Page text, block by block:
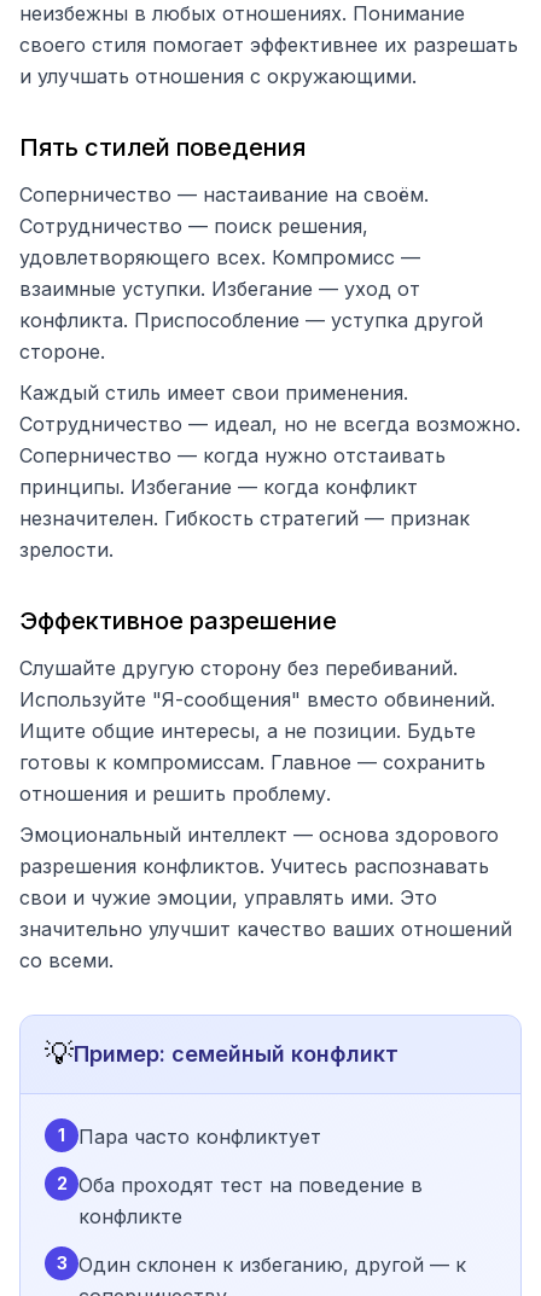
неизбежны в любых отношениях. Понимание
своего стиля помогает эффективнее их разрешать
и улучшать отношения с окружающими.
Пять стилей поведения
Соперничество — настаивание на своём.
Сотрудничество — поиск решения,
удовлетворяющего всех. Компромисс —
взаимные уступки. Избегание — уход от
конфликта. Приспособление — уступка другой
стороне.
Каждый стиль имеет свои применения.
Сотрудничество — идеал, но не всегда возможно.
Соперничество — когда нужно отстаивать
принципы. Избегание — когда конфликт
незначителен. Гибкость стратегий — признак
зрелости.
Эффективное разрешение
Слушайте другую сторону без перебиваний.
Используйте "Я-сообщения" вместо обвинений.
Ищите общие интересы, а не позиции. Будьте
готовы к компромиссам. Главное — сохранить
отношения и решить проблему.
Эмоциональный интеллект — основа здорового
разрешения конфликтов. Учитесь распознавать
свои и чужие эмоции, управлять ими. Это
значительно улучшит качество ваших отношений
со всеми.
💡Пример: семейный конфликт
1 Пара часто конфликтует
2 Оба проходят тест на поведение в
конфликте
3 Один склонен к избеганию, другой — к